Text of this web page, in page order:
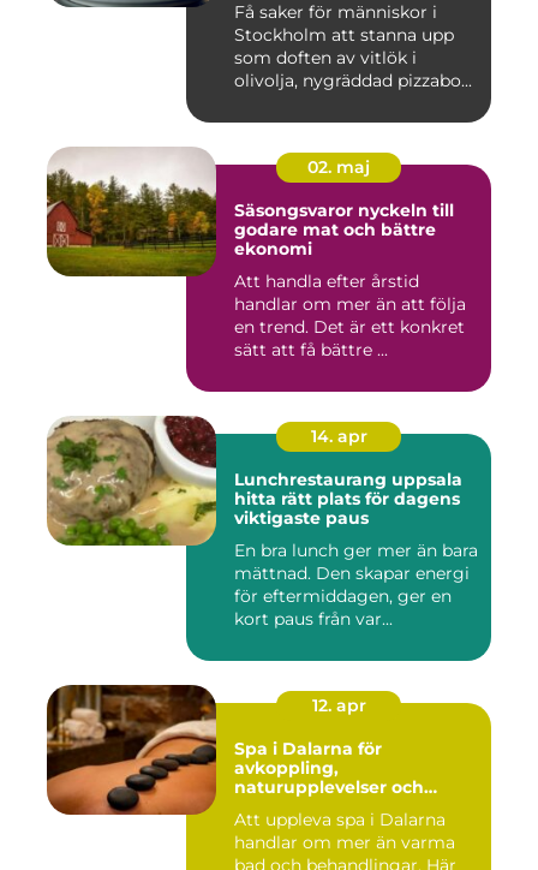
Få saker för människor i
Stockholm att stanna upp
som doften av vitlök i
olivolja, nygräddad pizzabo...
02. maj
Säsongsvaror nyckeln till
godare mat och bättre
ekonomi
Att handla efter årstid
handlar om mer än att följa
en trend. Det är ett konkret
sätt att få bättre ...
14. apr
Lunchrestaurang uppsala
hitta rätt plats för dagens
viktigaste paus
En bra lunch ger mer än bara
mättnad. Den skapar energi
för eftermiddagen, ger en
kort paus från var...
12. apr
Spa i Dalarna för
avkoppling,
naturupplevelser och
Att uppleva spa i Dalarna
handlar om mer än varma
bad och behandlingar. Här